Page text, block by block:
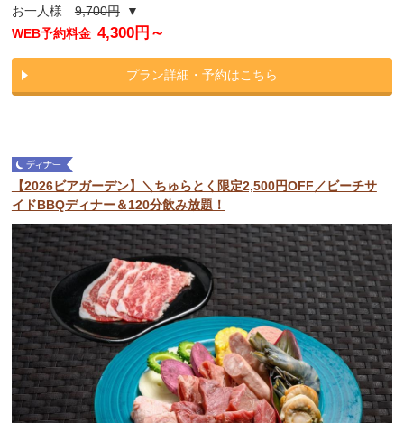
お一人様9,700円▼
WEB予約料金 4,300円～
プラン詳細・予約はこちら
【2026ビアガーデン】＼ちゅらとく限定2,500円OFF／ビーチサ
イドBBQディナー＆120分飲み放題！